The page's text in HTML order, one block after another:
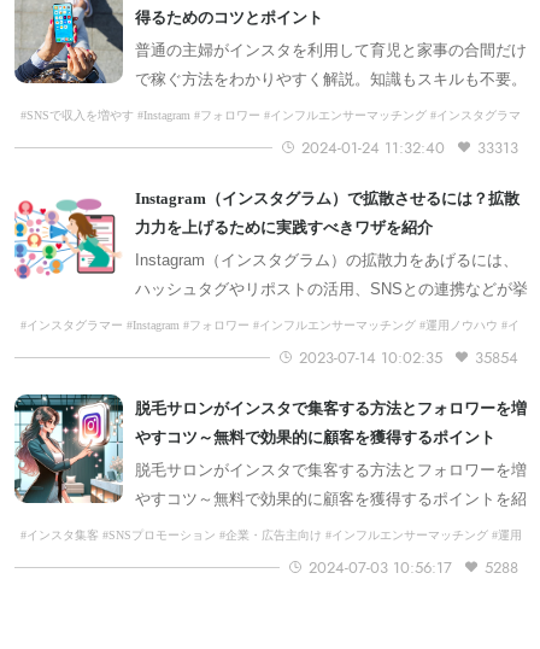
得るためのコツとポイント
普通の主婦がインスタを利用して育児と家事の合間だけ
で稼ぐ方法をわかりやすく解説。知識もスキルも不要。
誰でもフォロワーを増やしながら収入を得られるコツと
#SNSで収入を増やす #Instagram #フォロワー #インフルエンサーマッチング #インスタグラマ
2024-01-24 11:32:40 33313
Instagram（インスタグラム）で拡散させるには？拡散
力力を上げるために実践すべきワザを紹介
Instagram（インスタグラム）の拡散力をあげるには、
ハッシュタグやリポストの活用、SNSとの連携などが挙
げられます。また、拡散力が低い理由も理解しておかね
#インスタグラマー #Instagram #フォロワー #インフルエンサーマッチング #運用ノウハウ #イ
2023-07-14 10:02:35 35854
脱毛サロンがインスタで集客する方法とフォロワーを増
やすコツ～無料で効果的に顧客を獲得するポイント
脱毛サロンがインスタで集客する方法とフォロワーを増
やすコツ～無料で効果的に顧客を獲得するポイントを紹
介しています。
#インスタ集客 #SNSプロモーション #企業・広告主向け #インフルエンサーマッチング #運用
2024-07-03 10:56:17 5288